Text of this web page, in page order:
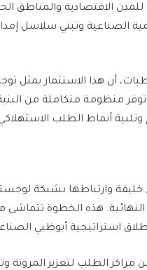
للمدن الاقتصادية والمناطق
الصناعية وتبني سلاسل
أن هذا الاستثمار يمثل
منظومة متكاملة من
أنماط الطلب الاستهلاكي
خليفة وارتباطها بشبكة
هذه الخطوة تتماشى
استراتيجية أبوظبي
مراكز الطلب لتعزيز المرونة